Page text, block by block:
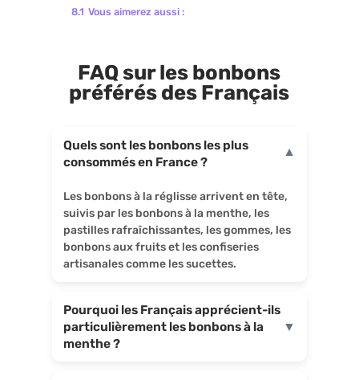
8.1 Vous aimerez aussi :
FAQ sur les bonbons
préférés des Français
Quels sont les bonbons les plus
consommés en France ?
▼
Les bonbons à la réglisse arrivent en tête,
suivis par les bonbons à la menthe, les
pastilles rafraîchissantes, les gommes, les
bonbons aux fruits et les confiseries
artisanales comme les sucettes.
Pourquoi les Français apprécient-ils
particulièrement les bonbons à la
menthe ?
▼